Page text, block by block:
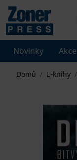
Novinky
Domů / E-knihy /